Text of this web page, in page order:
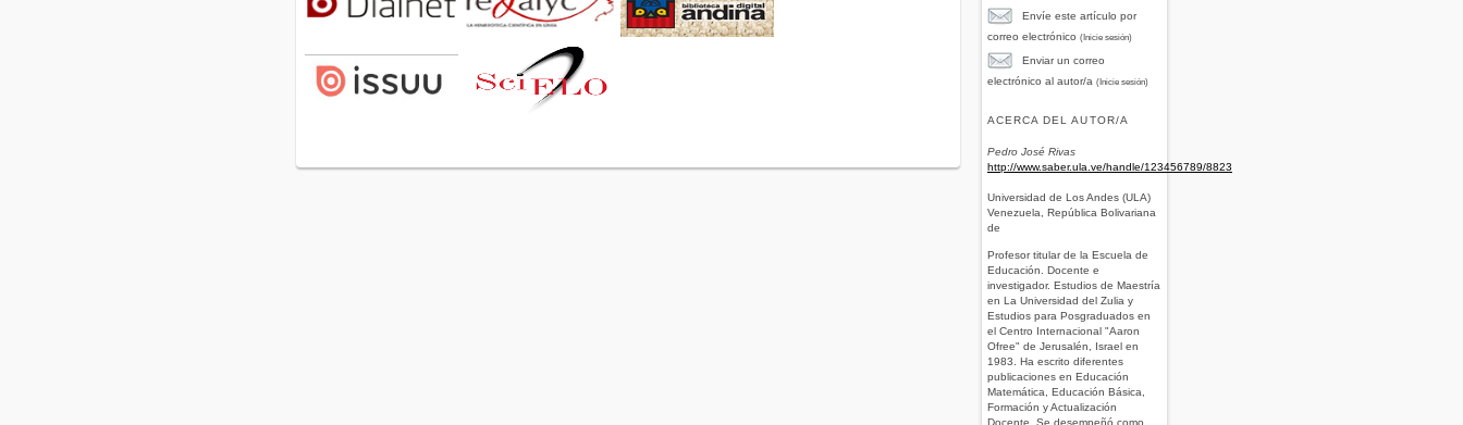
Envíe este artículo por
correo electrónico (Inicie sesión)
Enviar un correo
electrónico al autor/a (Inicie sesión)
ACERCA DEL AUTOR/A
Pedro José Rivas
http://www.saber.ula.ve/handle/123456789/8823
Universidad de Los Andes (ULA)
Venezuela, República Bolivariana
de
Profesor titular de la Escuela de
Educación. Docente e
investigador. Estudios de Maestría
en La Universidad del Zulia y
Estudios para Posgraduados en
el Centro Internacional "Aaron
Ofree" de Jerusalén, Israel en
1983. Ha escrito diferentes
publicaciones en Educación
Matemática, Educación Básica,
Formación y Actualización
Docente. Se desempeñó como